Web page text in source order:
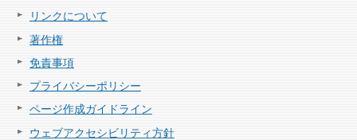
リンクについて
著作権
免責事項
プライバシーポリシー
ページ作成ガイドライン
ウェブアクセシビリティ方針